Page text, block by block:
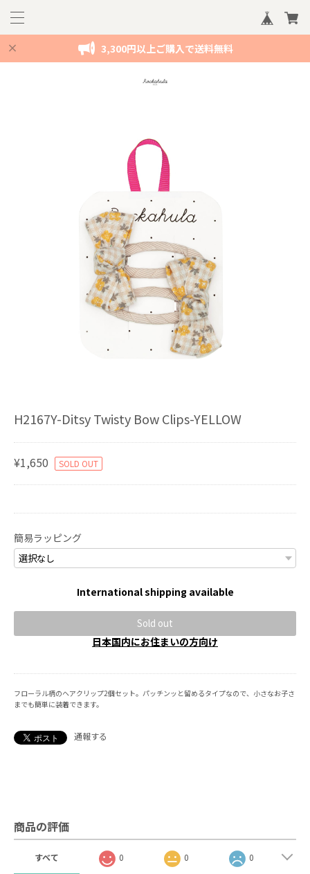
3,300円以上ご購入で送料無料
H2167Y-Ditsy Twisty Bow Clips-YELLOW
¥1,650 SOLD OUT
簡易ラッピング
International shipping available
Sold out
日本国内にお住まいの方向け
フローラル柄のヘアクリップ2個セット。パッチンッと留めるタイプなので、小さなお子さ
までも簡単に装着できます。
通報する
商品の評価
すべて 0 0 0